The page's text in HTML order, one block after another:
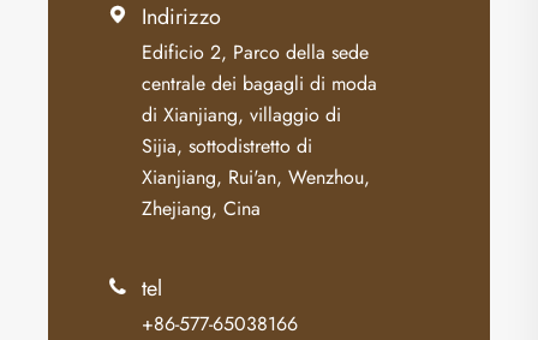
 Indirizzo
Edificio 2, Parco della sede
centrale dei bagagli di moda
di Xianjiang, villaggio di
Sijia, sottodistretto di
Xianjiang, Rui'an, Wenzhou,
Zhejiang, Cina
 tel
+86-577-65038166